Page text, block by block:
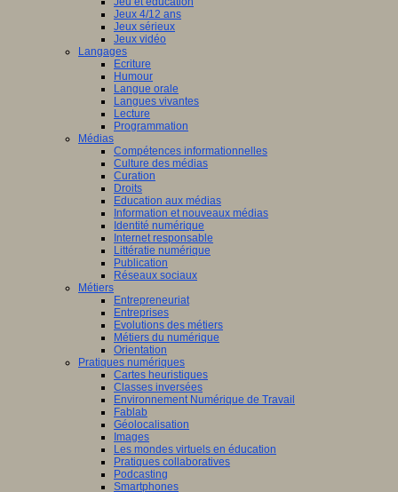
Jeux 4/12 ans
Jeux sérieux
Jeux vidéo
Langages
Ecriture
Humour
Langue orale
Langues vivantes
Lecture
Programmation
Médias
Compétences informationnelles
Culture des médias
Curation
Droits
Education aux médias
Information et nouveaux médias
Identité numérique
Internet responsable
Littératie numérique
Publication
Réseaux sociaux
Métiers
Entrepreneuriat
Entreprises
Evolutions des métiers
Métiers du numérique
Orientation
Pratiques numériques
Cartes heuristiques
Classes inversées
Environnement Numérique de Travail
Fablab
Géolocalisation
Images
Les mondes virtuels en éducation
Pratiques collaboratives
Podcasting
Smartphones